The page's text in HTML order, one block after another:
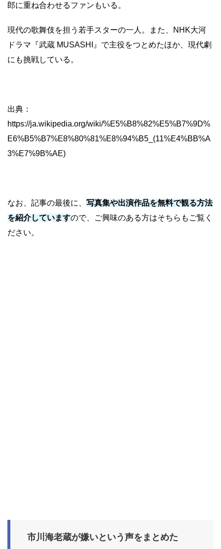
郎に重ね合わせるファンもいる。
現代の歌舞伎を担う若手スターの一人。また、NHK大河
ドラマ『武蔵 MUSASHI』で主役をつとめたほか、現代劇
にも挑戦している。
出典：
https://ja.wikipedia.org/wiki/%E5%B8%82%E5%B7%9D%
E6%B5%B7%E8%80%81%E8%94%B5_(11%E4%BB%A
3%E7%9B%AE)
なお、記事の最後に、 写真集や出演作品を無料で観る方法
を紹介していますので、ご興味のある方はそちらもご覧く
ださい。
市川海老蔵が嫌いという声をまとめた